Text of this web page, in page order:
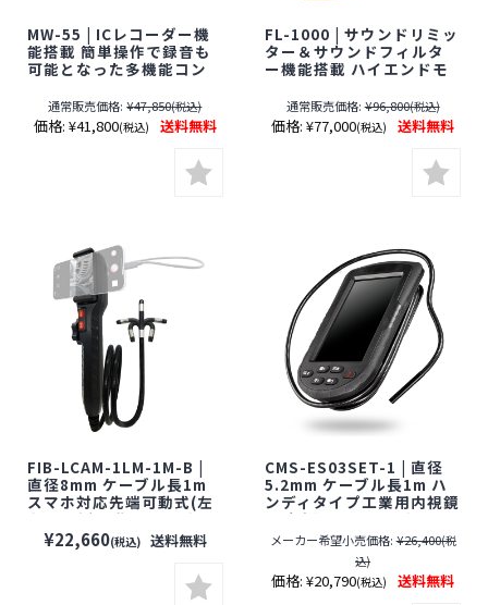
MW-55 | ICレコーダー機
能搭載 簡単操作で録音も
可能となった多機能コン
【すぐ発(即日発送)】【サ
ンメカトロニクス】【期
間限定】[期間：～2026年
通常販売価格: ¥47,850(税込)
価格: ¥41,800(税込) 送料無料
FL-1000 | サウンドリミッ
ター＆サウンドフィルタ
ー機能搭載 ハイエンドモ
リートマイク【SALE】
【すぐ発(即日発送)】【サ
ンメカトロニクス】【壁
マイク】【期間限定】[期
間：～2026年8月31日]
通常販売価格: ¥96,800(税込)
価格: ¥77,000(税込) 送料無料
FIB-LCAM-1LM-1M-B |
直径8mm ケーブル長1m
スマホ対応先端可動式(左
右180度)可動ファイバー
スコープカメラ【防水】
【ファイバースコープ】
¥22,660(税込) 送料無料
CMS-ES03SET-1 | 直径
5.2mm ケーブル長1m ハ
ンディタイプ工業用内視鏡
【防水】【ファイバースコ
ープ】【小型カメラ】【サ
ンワサプライ】
メーカー希望小売価格: ¥26,400(税
込)
価格: ¥20,790(税込) 送料無料